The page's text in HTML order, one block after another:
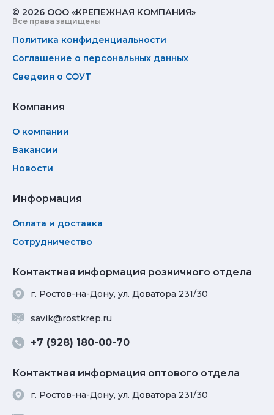
© 2026 ООО «КРЕПЕЖНАЯ КОМПАНИЯ»
Все права защищены
Политика конфиденциальности
Соглашение о персональных данных
Сведеия о СОУТ
Компания
О компании
Вакансии
Новости
Информация
Оплата и доставка
Сотрудничество
Контактная информация розничного отдела
г. Ростов-на-Дону, ул. Доватора 231/30
savik@rostkrep.ru
+7 (928) 180-00-70
Контактная информация оптового отдела
г. Ростов-на-Дону, ул. Доватора 231/30